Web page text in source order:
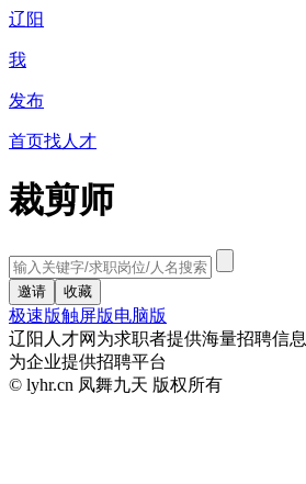
辽阳
我
发布
首页找人才
裁剪师
极速版触屏版电脑版
辽阳人才网为求职者提供海量招聘信息
为企业提供招聘平台
© lyhr.cn 凤舞九天 版权所有